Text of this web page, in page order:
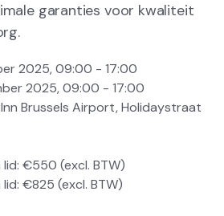
garanties voor kwaliteit
2025,09:00 - 17:00
2025,09:00 - 17:00
Brussels Airport, Holidaystraat
€550 (excl. BTW)
€825 (excl. BTW)